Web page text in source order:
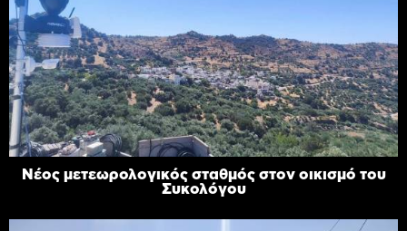
Νέος μετεωρολογικός σταθμός στον οικισμό του
Συκολόγου